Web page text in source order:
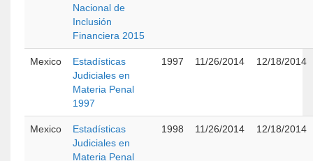
Nacional de
Inclusión
Financiera 2015
Mexico
Estadísticas
Judiciales en
Materia Penal
1997
1997 11/26/2014 12/18/2014
Mexico
Estadísticas
Judiciales en
Materia Penal
1998 11/26/2014 12/18/2014